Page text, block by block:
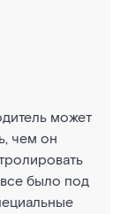
может
чем он
было под